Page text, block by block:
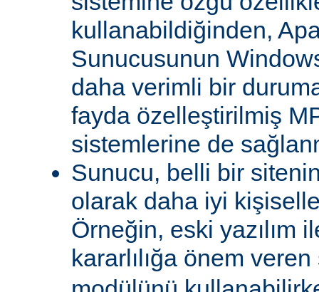
kullanabildiğinden,
Sunucusunun
daha verimli bir
fayda özelleştirilmiş
sistemlerine de
Sunucu, belli bir
olarak daha iyi
Örneğin, eski yazılım
kararlılığa önem